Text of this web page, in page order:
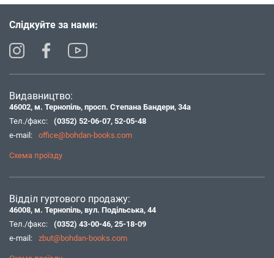
Слідкуйте за нами:
Видавництво:
46002, м. Тернопіль, просп. Степана Бандери, 34а
Тел./факс:
(0352) 52-06-07, 52-05-48
e-mail:
office@bohdan-books.com
Схема проїзду
Відділ гуртового продажу:
46008, м. Тернопіль, вул. Подільська, 44
Тел./факс:
(0352) 43-00-46, 25-18-09
e-mail:
zbut@bohdan-books.com